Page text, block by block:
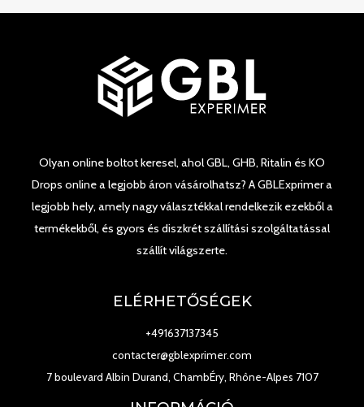
Olyan online boltot keresel, ahol GBL, GHB, Ritalin és KO
Drops online a legjobb áron vásárolhatsz? A GBLExprimer a
legjobb hely, amely nagy választékkal rendelkezik ezekből a
termékekből, és gyors és diszkrét szállítási szolgáltatással
szállít világszerte.
ELÉRHETŐSÉGEK
+491637137345
contacter@gblexprimer.com
7 boulevard Albin Durand, ChambÉry, Rhône-Alpes 7107